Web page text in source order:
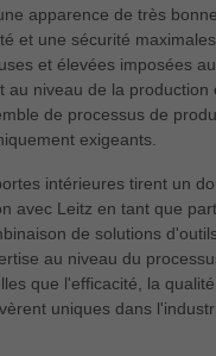
中国
ประเทศไทย
ไทย
yкраїнська
apparence de très
et une sécurité
et élevées imposées
au niveau de la production
de processus de
exigeants.
intérieures tirent un
avec Leitz en tant que
de solutions
au niveau du
que l'efficacité, la
uniques dans